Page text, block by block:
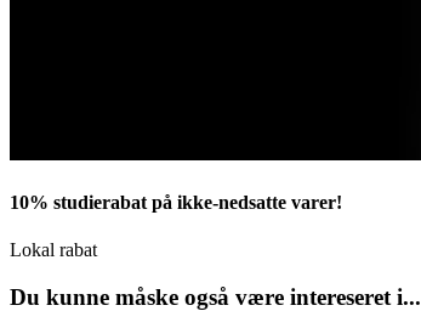
10% studierabat på ikke-nedsatte varer!
Lokal rabat
Du kunne måske også være intereseret i...